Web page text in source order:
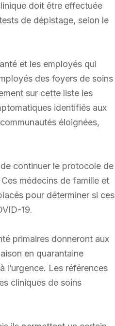
doit être effectuée
de dépistage, selon le
et les employés qui
des foyers de soins
sur cette liste les
identifiés aux
éloignées,
continuer le protocole de
médecins de famille et
pour déterminer si ces
19.
primaires donneront aux
en quarantaine
l’urgence. Les références
cliniques de soins